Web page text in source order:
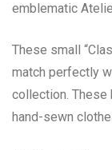
emblematic
These small
match perfectly
collection. These
hand-sewn